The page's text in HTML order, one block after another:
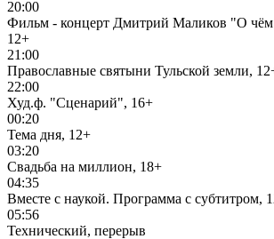
20:00
Фильм - концерт Дмитрий Маликов "О чём
12+
21:00
Православные святыни Тульской земли,
22:00
Худ.ф. "Сценарий", 16+
00:20
Тема дня, 12+
03:20
Свадьба на миллион, 18+
04:35
Вместе с наукой. Программа с субтитром,
05:56
Технический, перерыв